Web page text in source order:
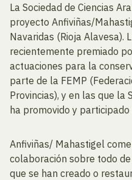
La Sociedad de Ciencias
proyecto Anfiviñas/
Navaridas (Rioja Alavesa).
recientemente premiado
actuaciones para la
parte de la FEMP
Provincias), y en las que la
ha promovido y
Anfiviñas/ Mahastigel
colaboración sobre todo
que se han creado o